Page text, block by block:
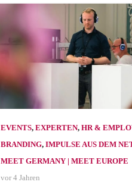
EVENTS,EXPERTEN,HR &
BRANDING,IMPULSE AUS DEM
MEET GERMANY | MEET EUROPE
vor 4 Jahren